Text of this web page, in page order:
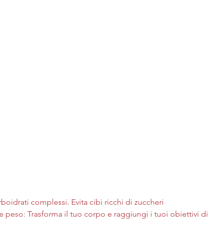
peso: Trasforma il tuo corpo e raggiungi i tuoi obiettivi di